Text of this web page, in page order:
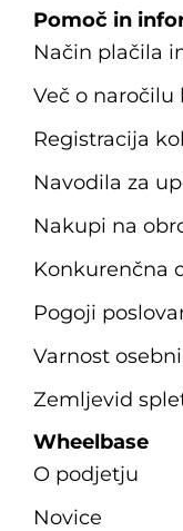
Pomoč in
Način plačila
Več o naročilu
Registracija
Navodila za
Nakupi na
Konkurenčna
Pogoji
Varnost
Zemljevid
Wheelbase
O podjetju
Novice